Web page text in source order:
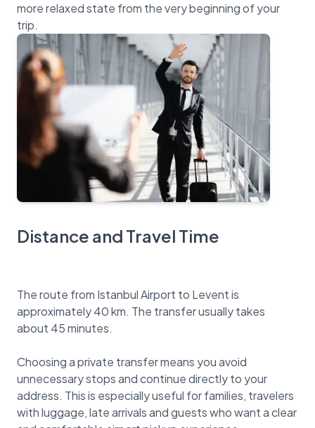
more relaxed state from the very beginning of your
Distance and Travel Time
The route from Istanbul Airport to Levent is
approximately 40 km. The transfer usually takes
about 45 minutes.
Choosing a private transfer means you avoid
unnecessary stops and continue directly to your
address. This is especially useful for families, travelers
with luggage, late arrivals and guests who want a clear